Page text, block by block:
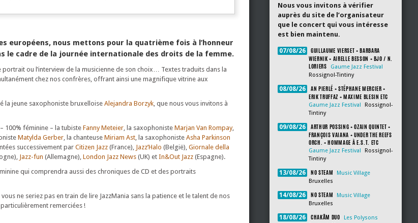
européens, nous mettons pour la quatrième fois à l’honneur
le cadre de la journée internationale des droits de la femme.
ou l’interview de la musicienne de son choix… Textes traduits dans la
chez nos confrères, offrant ainsi une magnifique vitrine aux
la jeune saxophoniste bruxelloise Alejandra Borzyk, que nous vous invitons à
100% féminine – la tubiste Fanny Meteier, la saxophoniste Marjan Van Rompay,
Matylda Gerber, la chanteuse Miriam Ast, la saxophoniste Asha Parkinson
successivement par Citizen Jazz (France), Jazz’Halo (België), Giornale della
Jazz-fun (Allemagne), London Jazz News (UK) et In&Out Jazz (Espagne).
qui comprendra aussi des chroniques de CD et des portraits
ne seriez pas en train de lire JazzMania sans la patience et le talent de nos
remerciées !
Nous vous invitons à vérifier
auprès du site de l’organisateur
que le concert qui vous intéresse
est bien maintenu.
07/08/26
GUILLAUME VIERSET + BARBARA
WIERNIK + AIRELLE BESSON + BJO / N.
LORIERS
Gaume Jazz Festival
Rossignol-Tintiny
08/08/26
AN PIERLÉ + STÉPHANE MERCIER +
ERIK TRUFFAZ + MAXIME BLESIN ETC
Gaume Jazz Festival
Rossignol-
Tintiny
09/08/26
ARTHUR POSSING + OZAIN QUINTET +
FRANÇOIS VAIANA + UNDER THE REEFS
ORCH. + HOMMAGE À E.S.T. ETC
Gaume Jazz Festival
Rossignol-
Tintiny
13/08/26 NO STEAM
Music Village
Bruxelles
14/08/26 NO STEAM
Music Village
Bruxelles
18/08/26 CHAKÂM DUO
Les Polysons